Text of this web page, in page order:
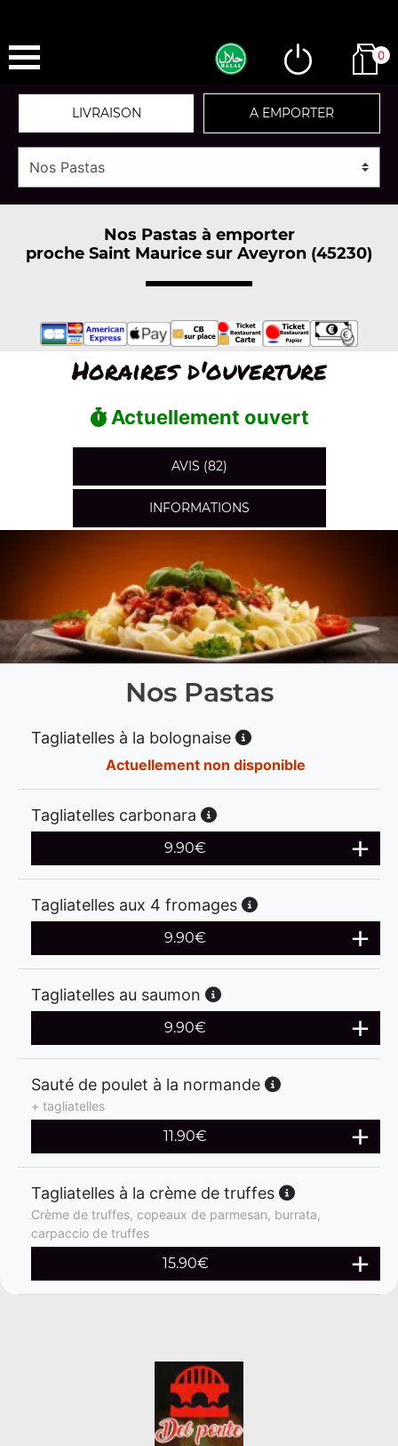
0
LIVRAISON A EMPORTER
Nos Pastas à emporter
proche Saint Maurice sur Aveyron (45230)
Horaires d'ouverture
Actuellement ouvert
AVIS (82)
INFORMATIONS
Nos Pastas
Tagliatelles à la bolognaise
Actuellement non disponible
Tagliatelles carbonara
9.90€
Tagliatelles aux 4 fromages
9.90€
Tagliatelles au saumon
9.90€
Sauté de poulet à la normande
+ tagliatelles
11.90€
Tagliatelles à la crème de truffes
Crème de truffes, copeaux de parmesan, burrata,
carpaccio de truffes
15.90€